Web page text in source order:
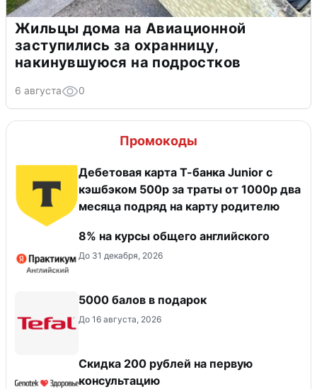
Жильцы дома на Авиационной
заступились за охранницу,
накинувшуюся на подростков
6 августа 0
Промокоды
Дебетовая карта Т-банка Junior с
кэшбэком 500р за траты от 1000р два
месяца подряд на карту родителю
8% на курсы общего английского
До 31 декабря, 2026
5000 балов в подарок
До 16 августа, 2026
Скидка 200 рублей на первую
консультацию